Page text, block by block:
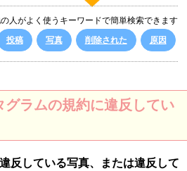
人がよく使うキーワードで簡単検索できます
投稿
写真 削除された 原因
グラムの規約に違反してい
反している写真、または違反して